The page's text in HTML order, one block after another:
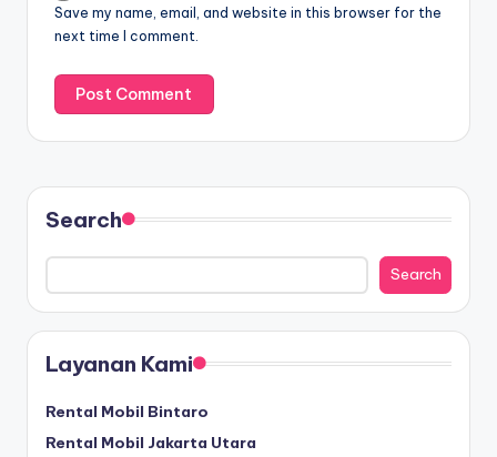
Save my name, email, and website in this browser for the
next time I comment.
Search
Search
Layanan Kami
Rental Mobil Bintaro
Rental Mobil Jakarta Utara